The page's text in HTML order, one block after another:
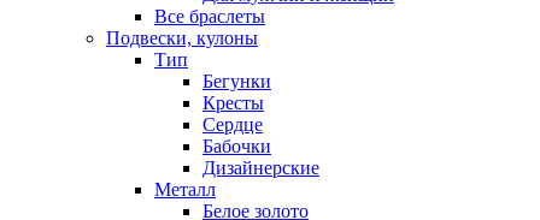
Все браслеты
Подвески, кулоны
Тип
Бегунки
Кресты
Сердце
Бабочки
Дизайнерские
Металл
Белое золото